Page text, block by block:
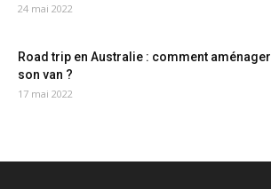
24 mai 2022
Road trip en Australie : comment aménager
son van ?
17 mai 2022